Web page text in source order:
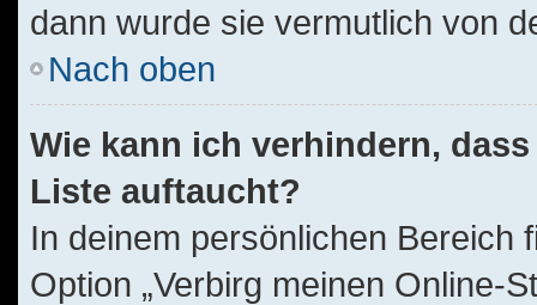
dann wurde sie vermutlich von
Nach oben
Wie kann ich verhindern,
Liste auftaucht?
In deinem persönlichen Bereich
Option „Verbirg meinen Online-